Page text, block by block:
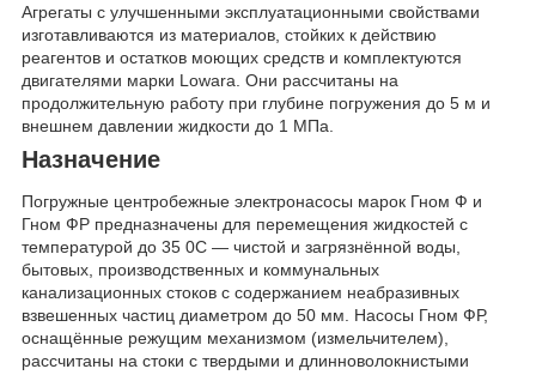
Агрегаты с улучшенными эксплуатационными свойствами
изготавливаются из материалов, стойких к действию
реагентов и остатков моющих средств и комплектуются
двигателями марки Lowara. Они рассчитаны на
продолжительную работу при глубине погружения до 5 м и
внешнем давлении жидкости до 1 МПа.
Назначение
Погружные центробежные электронасосы марок Гном Ф и
Гном ФР предназначены для перемещения жидкостей с
температурой до 35 0С — чистой и загрязнённой воды,
бытовых, производственных и коммунальных
канализационных стоков с содержанием неабразивных
взвешенных частиц диаметром до 50 мм. Насосы Гном ФР,
оснащённые режущим механизмом (измельчителем),
рассчитаны на стоки с твердыми и длинноволокнистыми